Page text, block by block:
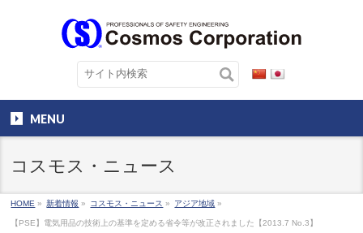
MENU
コスモス・ニュース
HOME » 新着情報 » コスモス・ニュース » アジア地域 »
【PSE】電気用品の技術上の基準を定める省令等が改正されました【2013.7 No.3】